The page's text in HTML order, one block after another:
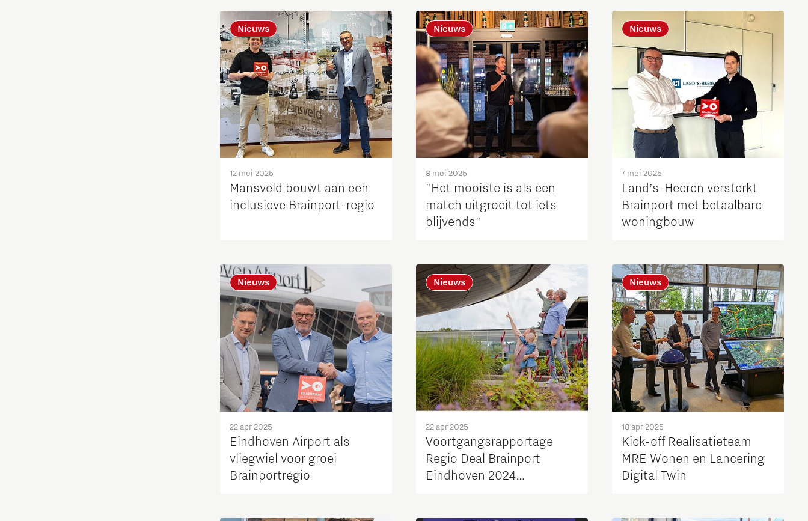
Nieuws
12 mei 2025
Mansveld bouwt aan een
inclusieve Brainport-regio
Nieuws
8 mei 2025
"Het mooiste is als een
match uitgroeit tot iets
blijvends"
Nieuws
7 mei 2025
Land’s-Heeren versterkt
Brainport met betaalbare
woningbouw
Nieuws
22 apr 2025
Eindhoven Airport als
vliegwiel voor groei
Brainportregio
Nieuws
22 apr 2025
Voortgangsrapportage
Regio Deal Brainport
Eindhoven 2024
Nieuws
18 apr 2025
Kick-off Realisatieteam
MRE Wonen en Lancering
Digital Twin